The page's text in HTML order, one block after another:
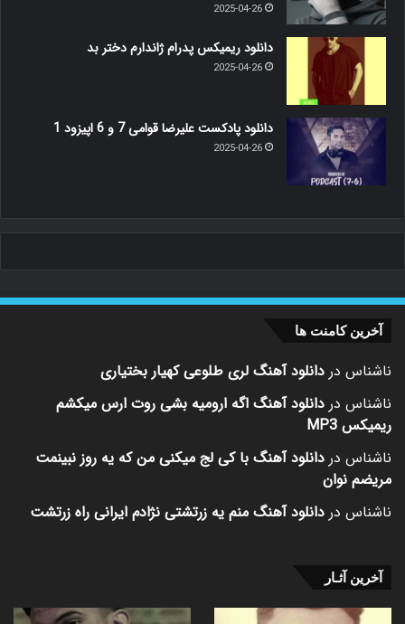
2025-04-26
دانلود ریمیکس پدرام ژاندارم دختر بد
2025-04-26
دانلود پادکست علیرضا قوامی 7 و 6 اپیزود 1
2025-04-26
آخرین کامنت ها
ناشناس در دانلود آهنگ لری طلوعی کهیار بختیاری
ناشناس در دانلود آهنگ اگه ارومیه بشی روت ارس میکشم
ریمیکس MP3
ناشناس در دانلود آهنگ با کی لج میکنی من که یه روز نبینمت
مریضم نوان
ناشناس در دانلود آهنگ منم یه زرتشتی نژادم ایرانی راه زرتشت
آخرین آثـار